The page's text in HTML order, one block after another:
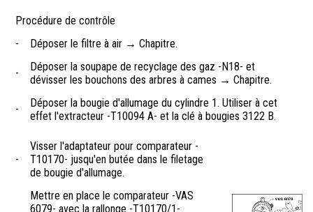
Procédure de contrôle
-
Déposer le filtre à air → Chapitre.
-
Déposer la soupape de recyclage des gaz -N18- et
dévisser les bouchons des arbres à cames → Chapitre.
-
Déposer la bougie d'allumage du cylindre 1. Utiliser à cet
effet l'extracteur -T10094 A- et la clé à bougies 3122 B.
-
Visser l'adaptateur pour comparateur -
T10170- jusqu'en butée dans le filetage
de bougie d'allumage.
Mettre en place le comparateur -VAS
6079- avec la rallonge -T10170/1-